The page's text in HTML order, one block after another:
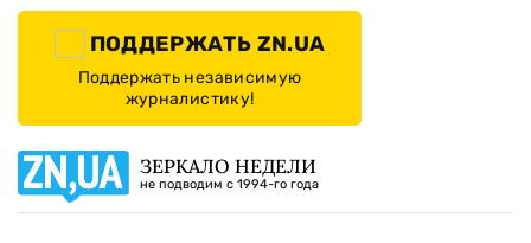
ПОДДЕРЖАТЬ ZN.UA
Поддержать независимую
журналистику!
ЗЕРКАЛО НЕДЕЛИ
не подводим с 1994-го года